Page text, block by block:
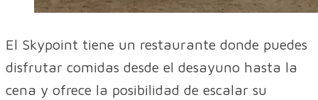
El Skypoint tiene un restaurante donde puedes
disfrutar comidas desde el desayuno hasta la
cena y ofrece la posibilidad de escalar su